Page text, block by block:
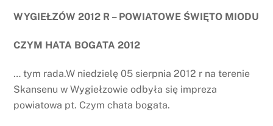
WYGIEŁZÓW 2012 R – POWIATOWE ŚWIĘTO MIODU
CZYM HATA BOGATA 2012
… tym rada.W niedzielę 05 sierpnia 2012 r na terenie
Skansenu w Wygiełzowie odbyła się impreza
powiatowa pt. Czym chata bogata.